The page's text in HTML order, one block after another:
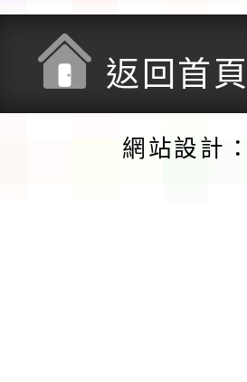
返回首頁
網站設計